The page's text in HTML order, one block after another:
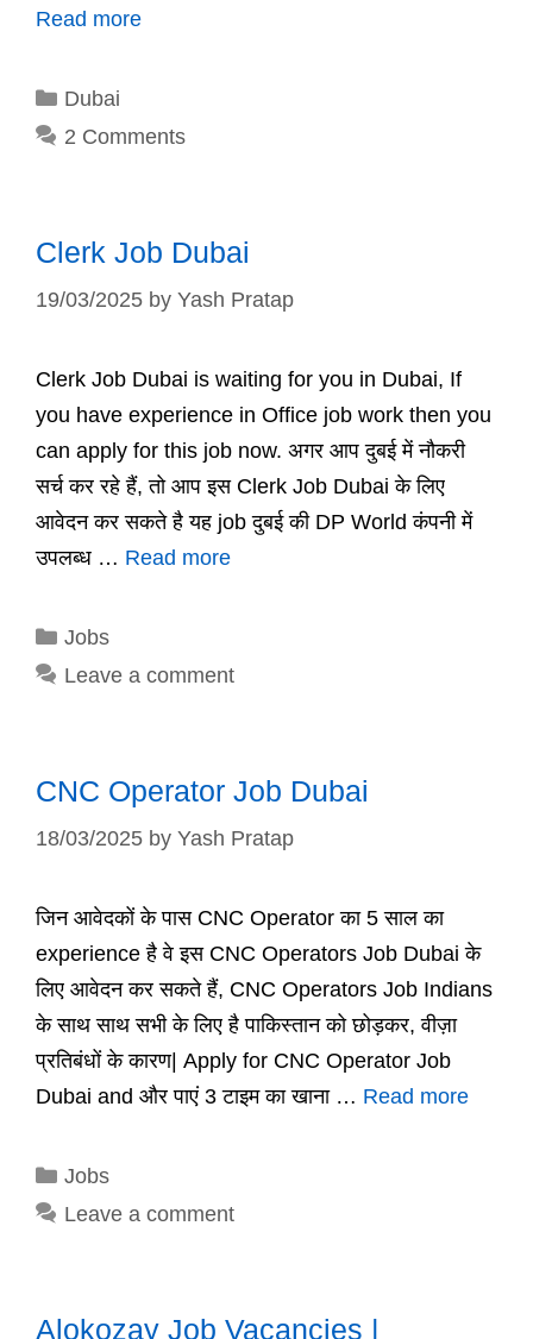
Read more
Categories
Dubai
2 Comments
Clerk Job Dubai
19/03/2025 by Yash Pratap
Clerk Job Dubai is waiting for you in Dubai, If
you have experience in Office job work then you
can apply for this job now. अगर आप दुबई में नौकरी
सर्च कर रहे हैं, तो आप इस Clerk Job Dubai के लिए
आवेदन कर सकते है यह job दुबई की DP World कंपनी में
उपलब्ध … Read more
Categories
Jobs
Leave a comment
CNC Operator Job Dubai
18/03/2025 by Yash Pratap
जिन आवेदकों के पास CNC Operator का 5 साल का
experience है वे इस CNC Operators Job Dubai के
लिए आवेदन कर सकते हैं, CNC Operators Job Indians
के साथ साथ सभी के लिए है पाकिस्तान को छोड़कर, वीज़ा
प्रतिबंधों के कारण| Apply for CNC Operator Job
Dubai and और पाएं 3 टाइम का खाना … Read more
Categories
Jobs
Leave a comment
Alokozay Job Vacancies |